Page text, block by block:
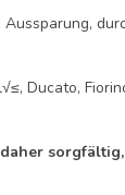
Ducato,